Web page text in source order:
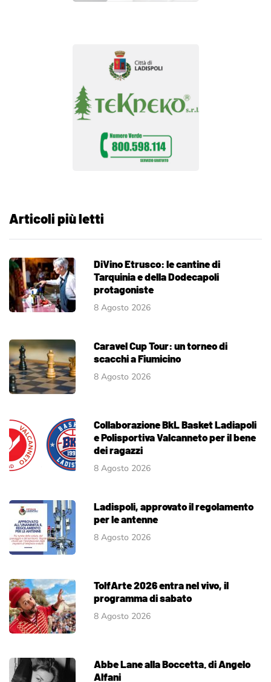
Articoli più letti
DiVino Etrusco: le cantine di
Tarquinia e della Dodecapoli
protagoniste
8 Agosto 2026
Caravel Cup Tour: un torneo di
scacchi a Fiumicino
8 Agosto 2026
Collaborazione BkL Basket Ladiapoli
e Polisportiva Valcanneto per il bene
dei ragazzi
8 Agosto 2026
Ladispoli, approvato il regolamento
per le antenne
8 Agosto 2026
TolfArte 2026 entra nel vivo, il
programma di sabato
8 Agosto 2026
Abbe Lane alla Boccetta. di Angelo
Alfani